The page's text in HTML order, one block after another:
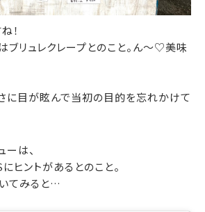
！
ブリュレクレープとのこと。ん〜♡美味
に目が眩んで当初の目的を忘れかけて
ーは、
ヒントがあるとのこと。
てみると…